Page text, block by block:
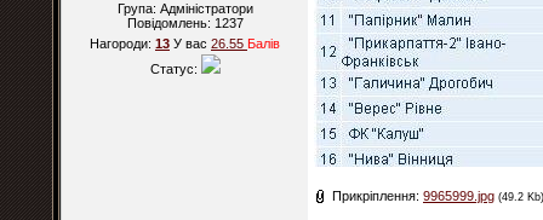
Група: Адміністратори
Повідомлень: 1237
Нагороди: 13 У вас 26.55 Балiв
Статус:
Прикріплення: 9965999.jpg (49.2 Kb)